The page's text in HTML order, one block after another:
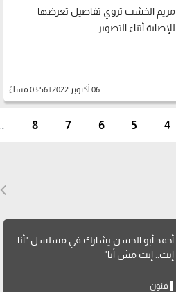
مريم الخشت تروي تفاصيل تعرضها
للإصابة أثناء التصوير
06 أكتوبر 2022 | 03:56 مساءً
4
5
6
7
8
أحمد أبو الحسن يشارك في مسلسل "أنا
إنت.. إنت مش أنا"
فنون